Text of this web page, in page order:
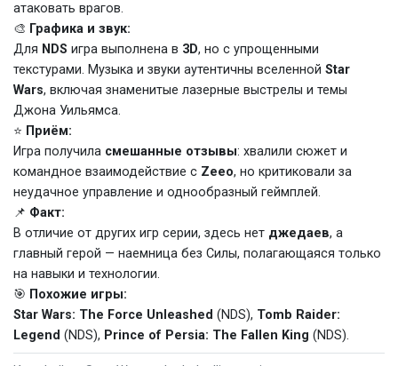
атаковать врагов.
🎨 Графика и звук:
Для NDS игра выполнена в 3D, но с упрощенными
текстурами. Музыка и звуки аутентичны вселенной Star
Wars, включая знаменитые лазерные выстрелы и темы
Джона Уильямса.
⭐ Приём:
Игра получила смешанные отзывы: хвалили сюжет и
командное взаимодействие с Zeeo, но критиковали за
неудачное управление и однообразный геймплей.
📌 Факт:
В отличие от других игр серии, здесь нет джедаев, а
главный герой — наемница без Силы, полагающаяся только
на навыки и технологии.
🎯 Похожие игры:
Star Wars: The Force Unleashed (NDS), Tomb Raider:
Legend (NDS), Prince of Persia: The Fallen King (NDS).